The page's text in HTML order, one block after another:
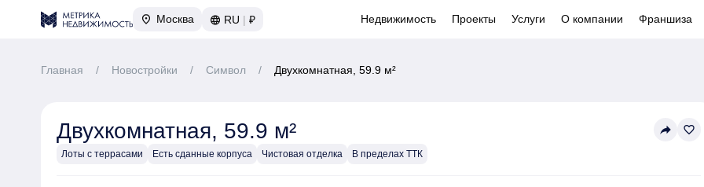
Москва RU | ₽ Недвижимость Проекты Услуги О компании Франшиза
Главная / Новостройки / Символ / Двухкомнатная, 59.9 м²
Двухкомнатная, 59.9 м²
Лоты с террасами Есть сданные корпуса Чистовая отделка В пределах ТТК
reply favorite_border